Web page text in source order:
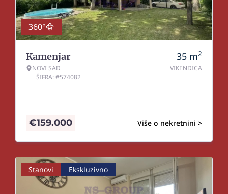
360°
Kamenjar
NOVI SAD
ŠIFRA: #574082
35 m2
VIKENDICA
Više o nekretnini >
€159.000
Stanovi Ekskluzivno